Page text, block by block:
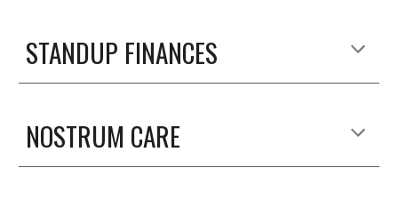
STANDUP FINANCES
NOSTRUM CARE